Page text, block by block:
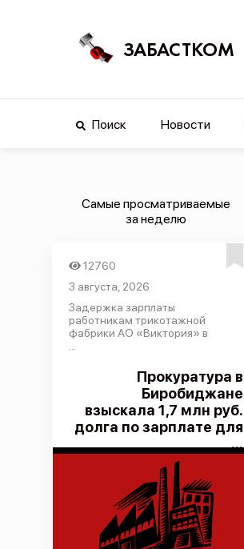
ЗАБАСТКОМ
Поиск Новости
Самые просматриваемые
за неделю
12760
3 августа, 2026
Задержка зарплаты
работникам трикотажной
фабрики АО «Виктория» в
Прокуратура в
Биробиджане
взыскала 1,7 млн руб.
долга по зарплате для
...